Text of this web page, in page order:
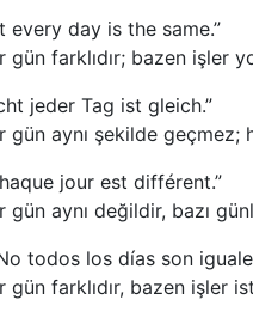
every day is the same.”
gün farklıdır; bazen işler
jeder Tag ist gleich.”
gün aynı şekilde geçmez;
jour est différent.”
gün aynı değildir, bazı
todos los días son
gün farklıdır, bazen işler